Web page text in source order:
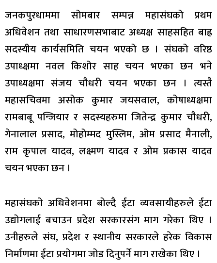
जनकपुरधाममा सोमबार सम्पन्न महासंघको प्रथम
अधिवेशन तथा साधारणसभाबाट अध्यक्ष साहसहित बाह्र
सदस्यीय कार्यसमिति चयन भएको छ । संघको वरिष्ठ
उपाध्क्षमा नवल किशोर साह चयन भएका छन भने
उपाध्यक्षमा संजय चौधरी चयन भएका छन । त्यस्तै
महासचिवमा असोक कुमार जयसवाल, कोषाध्यक्षमा
रामबाबू पन्जियार र सदस्यहरुमा जितेन्द्र कुमार चौधरी,
गेनालाल प्रसाद, मोहोम्मद मुस्लिम, ओम प्रसाद मैनाली,
राम कृपाल यादव, लक्ष्मण यादव र ओम प्रकास यादव
चयन भएका छन ।
महासंघको अधिवेशनमा बोल्दै ईटा व्यवसायीहरुले ईटा
उद्योगलाई बचाउन प्रदेश सरकारसंग माग गरेका थिए ।
उनीहरुले संघ, प्रदेश र स्थानीय सरकारले हरेक विकास
निर्माणमा ईटा प्रयोगमा जोड दिनुपर्ने माग राखेका थिए ।